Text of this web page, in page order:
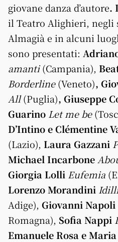
giovane danza d’autore.
il Teatro Alighieri, negli
Almagià e in alcuni
sono presentati:
amanti(Campania),
Borderline(Veneto),
All(Puglia), Giuseppe
Guarino Let me be
D’Intino e Clémentine
(Lazio), Laura Gazzani
Michael Incarbone
Giorgia Lolli Eufemia
Lorenzo Morandini
Adige), Giovanni Napoli
Romagna), Sofia Nappi
Emanuele Rosa e